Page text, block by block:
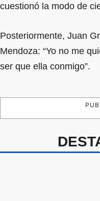
cuestionó la modo de
Posteriormente, Juan
Mendoza: “Yo no me
ser que ella conmigo”.